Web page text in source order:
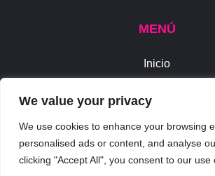
We value your privacy
We use cookies to enhance your browsing
personalised ads or content, and analyse
clicking "Accept All", you consent to our use
MENÚ
Inicio
Servicios
Colabora
El Parkinson